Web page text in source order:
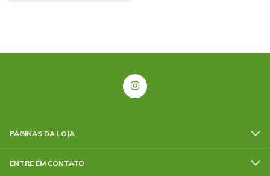
PÁGINAS DA LOJA
ENTRE EM CONTATO